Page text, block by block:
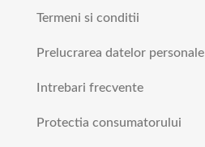
Termeni si conditii
Prelucrarea datelor personale
Intrebari frecvente
Protectia consumatorului